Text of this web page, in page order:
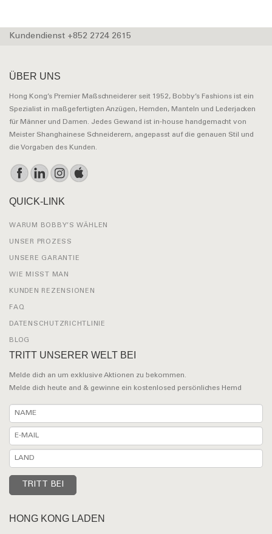
Kundendienst +852 2724 2615
ÜBER UNS
Hong Kong’s Premier Maßschneiderer seit 1952, Bobby’s Fashions ist ein
Spezialist in maßgefertigten Anzügen, Hemden, Manteln und Lederjacken
für Männer und Damen. Jedes Gewand ist in-house handgemacht von
Meister Shanghainese Schneiderern, angepasst auf die genauen Stil und
die Vorgaben des Kunden.
QUICK-LINK
WARUM BOBBY’S WÄHLEN
UNSER PROZESS
UNSERE GARANTIE
WIE MISST MAN
KUNDEN REZENSIONEN
FAQ
DATENSCHUTZRICHTLINIE
BLOG
TRITT UNSERER WELT BEI
Melde dich an um exklusive Aktionen zu bekommen.
Melde dich heute and & gewinne ein kostenlosed persönliches Hemd
HONG KONG LADEN